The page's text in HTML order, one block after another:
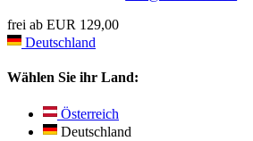
frei ab EUR 129,00
Deutschland
Wählen Sie ihr Land:
Österreich
Deutschland